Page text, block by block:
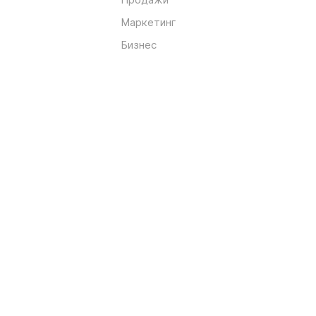
Маркетинг
Бизнес